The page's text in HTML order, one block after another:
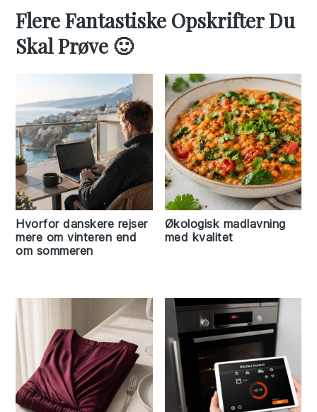
Flere Fantastiske Opskrifter Du
Skal Prøve 🙂
Hvorfor danskere rejser
mere om vinteren end
om sommeren
Økologisk madlavning
med kvalitet